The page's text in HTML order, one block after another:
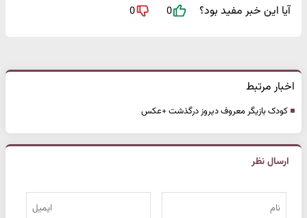
آیا این خبر مفید بود؟ 0
0
اخبار مرتبط
کودک بازیگر معروف دیروز درگذشت +عکس
ارسال نظر